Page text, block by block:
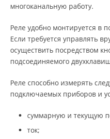
многоканальную работу.
Реле удобно монтируется в
Если требуется управлять
осуществить посредством
подсоединяемого
Реле способно измерять
подключаемых приборов и
суммарную и текущую
ток;